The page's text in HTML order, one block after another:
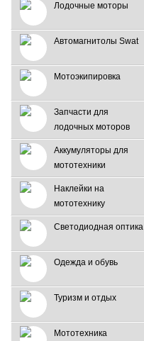
Лодочные моторы
Автомагнитолы Swat
Мотоэкипировка
Запчасти для
лодочных моторов
Аккумуляторы для
мототехники
Наклейки на
мототехнику
Светодиодная оптика
Одежда и обувь
Туризм и отдых
Мототехника